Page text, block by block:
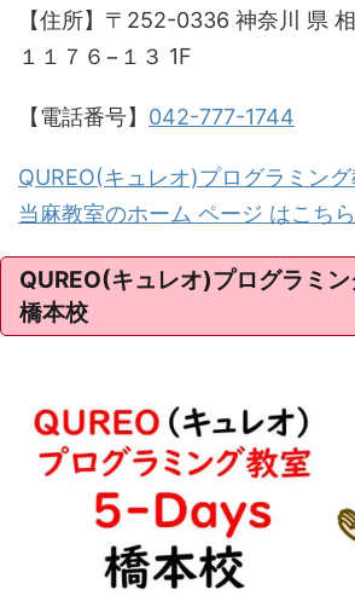
【住所】〒252-0336 神奈川 県
１１７６−１３ 1F
【電話番号】 042-777-1744
QUREO(キュレオ)プログラミン
当麻教室のホーム ページ はこちら
QUREO(キュレオ)プログラミ
橋本校